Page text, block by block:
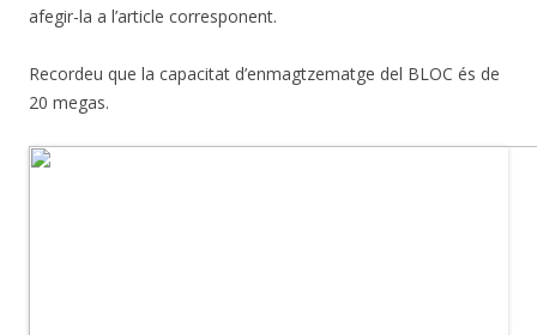
afegir-la a l’article corresponent.
Recordeu que la capacitat d’enmagtzematge del BLOC és de
20 megas.